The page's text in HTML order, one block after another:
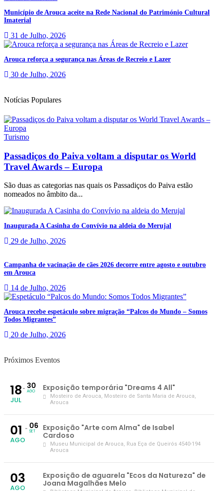
Município de Arouca aceite na Rede Nacional do Património Cultural
Imaterial
31 de Julho, 2026
Arouca reforça a segurança nas Áreas de Recreio e Lazer
30 de Julho, 2026
Notícias Populares
Turismo
Passadiços do Paiva voltam a disputar os World
Travel Awards – Europa
São duas as categorias nas quais os Passadiços do Paiva estão
nomeados no âmbito da...
Inaugurada A Casinha do Convívio na aldeia do Merujal
29 de Julho, 2026
Campanha de vacinação de cães 2026 decorre entre agosto e outubro
em Arouca
14 de Julho, 2026
Arouca recebe espetáculo sobre migração “Palcos do Mundo – Somos
Todos Migrantes”
20 de Julho, 2026
Próximos Eventos
18
JUL
30
AGO Exposição temporária "Dreams 4 All"
Mosteiro de Arouca, Mosteiro de Santa Maria de Arouca,
Arouca
01
AGO
06
SET
Exposição "Arte com Alma" de Isabel
Cardoso
Museu Municipal de Arouca, Rua Eça de Queirós 4540-194
Arouca
03
AGO
Exposição de aguarela "Ecos da Natureza" de
Joana Magalhães Melo